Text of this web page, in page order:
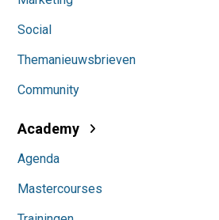
Social
Themanieuwsbrieven
Community
Academy
Agenda
Mastercourses